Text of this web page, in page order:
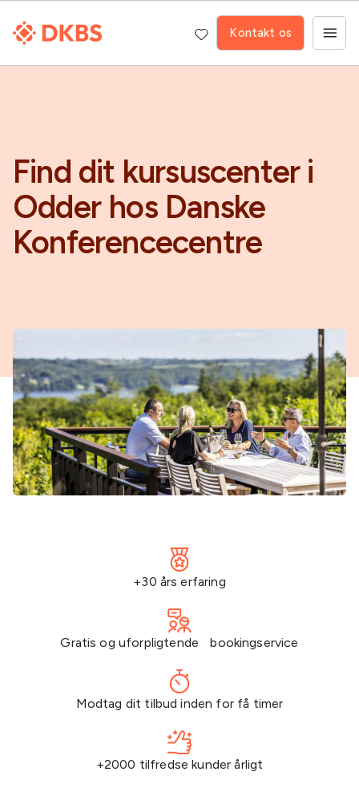
Kontakt os
Find dit kursuscenter i
Odder hos Danske
Konferencecentre
+30 års erfaring
Gratis og uforpligtende bookingservice
Modtag dit tilbud inden for få timer
+2000 tilfredse kunder årligt